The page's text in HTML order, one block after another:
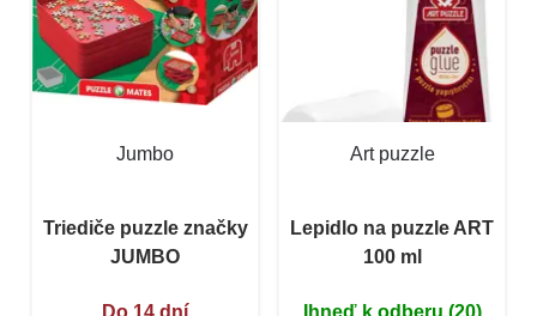
Jumbo
Triediče puzzle značky
JUMBO
Do 14 dní
Art puzzle
Lepidlo na puzzle ART
100 ml
Ihneď k odberu (20)